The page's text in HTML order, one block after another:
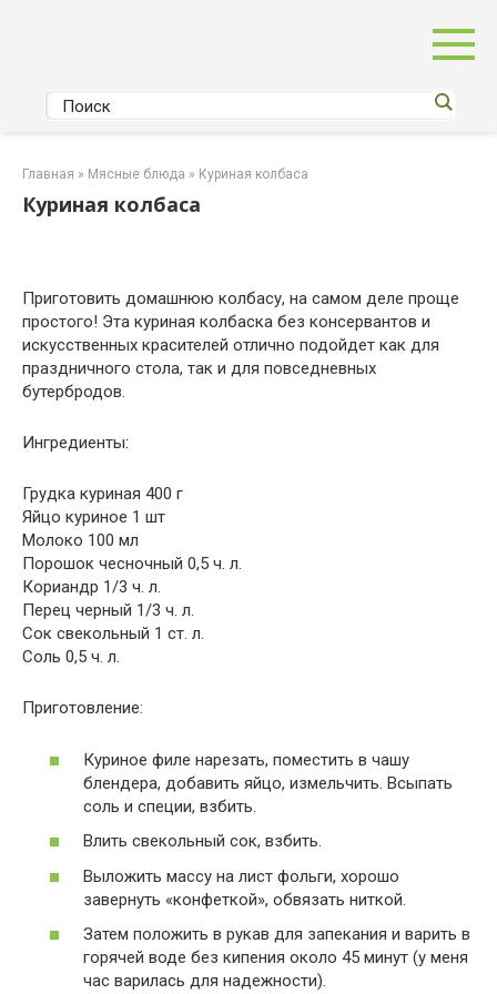
Главная » Мясные блюда » Куриная колбаса
Куриная колбаса
Приготовить домашнюю колбасу, на самом деле проще
простого! Эта куриная колбаска без консервантов и
искусственных красителей отлично подойдет как для
праздничного стола, так и для повседневных
бутербродов.
Ингредиенты:
Грудка куриная 400 г
Яйцо куриное 1 шт
Молоко 100 мл
Порошок чесночный 0,5 ч. л.
Кориандр 1/3 ч. л.
Перец черный 1/3 ч. л.
Сок свекольный 1 ст. л.
Соль 0,5 ч. л.
Приготовление:
Куриное филе нарезать, поместить в чашу
блендера, добавить яйцо, измельчить. Всыпать
соль и специи, взбить.
Влить свекольный сок, взбить.
Выложить массу на лист фольги, хорошо
завернуть «конфеткой», обвязать ниткой.
Затем положить в рукав для запекания и варить в
горячей воде без кипения около 45 минут (у меня
час варилась для надежности).